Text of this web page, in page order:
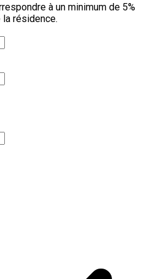
à un minimum de 5%
la résidence.